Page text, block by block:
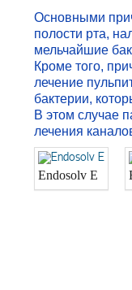
Основными
полости рта,
мельчайшие
Кроме того,
лечение
бактерии,
В этом случае
лечения
Endosolv E